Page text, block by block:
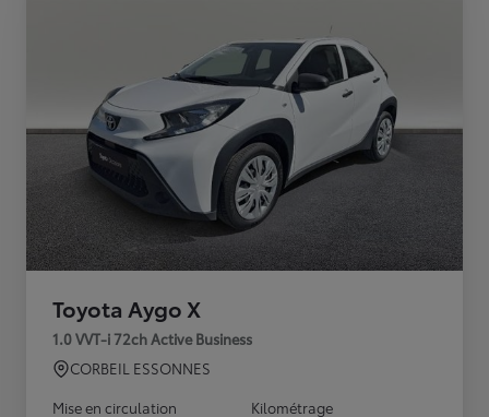
Toyota Aygo X
1.0 VVT-i 72ch Active Business
CORBEIL ESSONNES
Mise en circulation
Kilométrage